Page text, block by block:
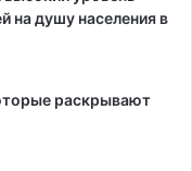
на душу населения в
раскрывают